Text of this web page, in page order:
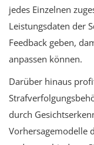
jedes Einzelnen
Leistungsdaten der
Feedback geben,
anpassen können.
Darüber hinaus
durch
Vorhersagemodelle